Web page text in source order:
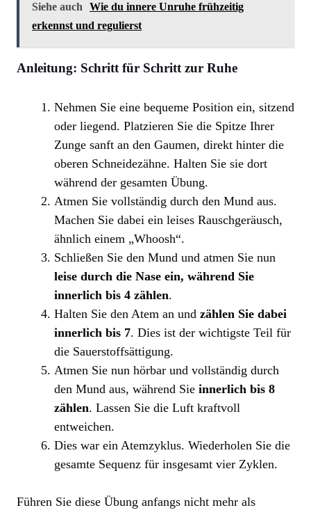
Siehe auch Wie du innere Unruhe frühzeitig
erkennst und regulierst
Anleitung: Schritt für Schritt zur Ruhe
Nehmen Sie eine bequeme Position ein, sitzend
oder liegend. Platzieren Sie die Spitze Ihrer
Zunge sanft an den Gaumen, direkt hinter die
oberen Schneidezähne. Halten Sie sie dort
während der gesamten Übung.
Atmen Sie vollständig durch den Mund aus.
Machen Sie dabei ein leises Rauschgeräusch,
ähnlich einem „Whoosh“.
Schließen Sie den Mund und atmen Sie nun
leise durch die Nase ein, während Sie
innerlich bis 4 zählen.
Halten Sie den Atem an und zählen Sie dabei
innerlich bis 7. Dies ist der wichtigste Teil für
die Sauerstoffsättigung.
Atmen Sie nun hörbar und vollständig durch
den Mund aus, während Sie innerlich bis 8
zählen. Lassen Sie die Luft kraftvoll
entweichen.
Dies war ein Atemzyklus. Wiederholen Sie die
gesamte Sequenz für insgesamt vier Zyklen.
Führen Sie diese Übung anfangs nicht mehr als